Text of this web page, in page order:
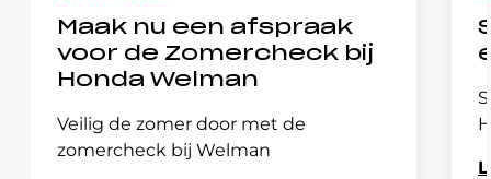
Maak nu een afspraak
voor de Zomercheck bij
Honda Welman
Veilig de zomer door met de
zomercheck bij Welman